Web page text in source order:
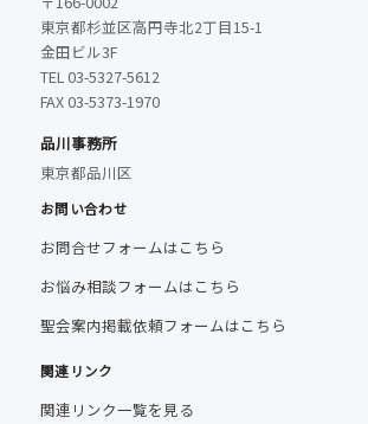
東京都杉並区高円寺北2丁目15-1
金田ビル3F
TEL 03-5327-5612
FAX 03-5373-1970
品川事務所
東京都品川区
お問い合わせ
お問合せフォームはこちら
お悩み相談フォームはこちら
聖会案内掲載依頼フォームはこちら
関連リンク
関連リンク一覧を見る